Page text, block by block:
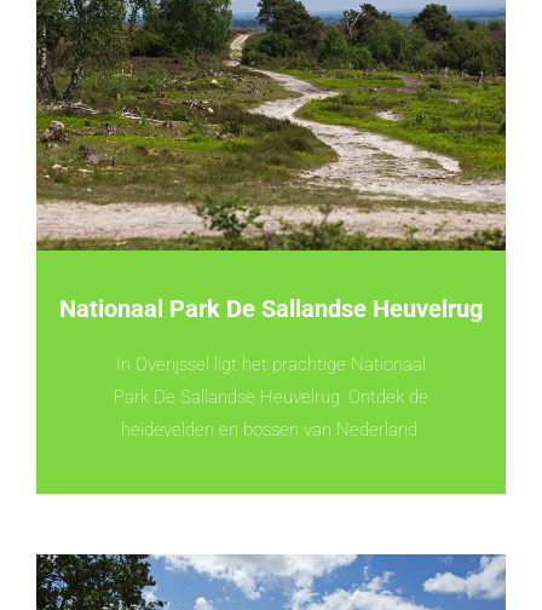
Nationaal Park De Sallandse Heuvelrug
In Overijssel ligt het prachtige Nationaal
Park De Sallandse Heuvelrug. Ontdek de
heidevelden en bossen van Nederland.